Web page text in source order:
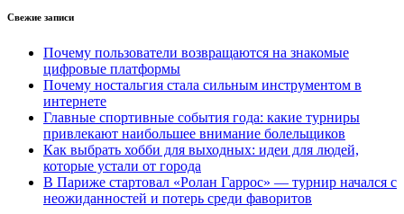
Свежие записи
Почему пользователи возвращаются на знакомые
цифровые платформы
Почему ностальгия стала сильным инструментом в
интернете
Главные спортивные события года: какие турниры
привлекают наибольшее внимание болельщиков
Как выбрать хобби для выходных: идеи для людей,
которые устали от города
В Париже стартовал «Ролан Гаррос» — турнир начался с
неожиданностей и потерь среди фаворитов